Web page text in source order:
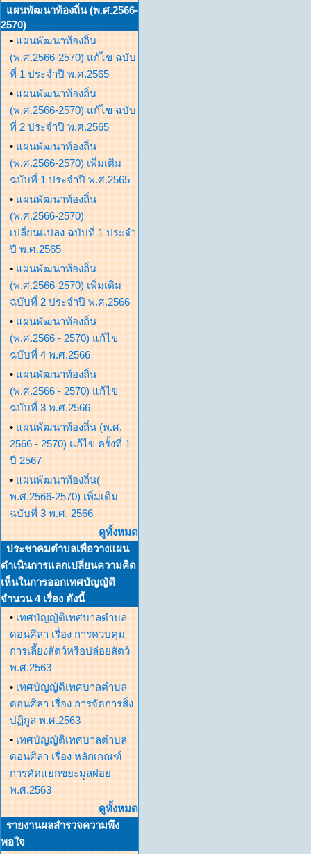
แผนพัฒนาท้องถิ่น (พ.ศ.2566-
2570)
• แผนพัฒนาท้องถิ่น
(พ.ศ.2566-2570) แก้ไข ฉบับ
ที่ 1 ประจำปี พ.ศ.2565
• แผนพัฒนาท้องถิ่น
(พ.ศ.2566-2570) แก้ไข ฉบับ
ที่ 2 ประจำปี พ.ศ.2565
• แผนพัฒนาท้องถิ่น
(พ.ศ.2566-2570) เพิ่มเติม
ฉบับที่ 1 ประจำปี พ.ศ.2565
• แผนพัฒนาท้องถิ่น
(พ.ศ.2566-2570)
เปลี่ยนแปลง ฉบับที่ 1 ประจำ
ปี พ.ศ.2565
• แผนพัฒนาท้องถิ่น
(พ.ศ.2566-2570) เพิ่มเติม
ฉบับที่ 2 ประจำปี พ.ศ.2566
• แผนพัฒนาท้องถิ่น
(พ.ศ.2566 - 2570) แก้ไข
ฉบับที่ 4 พ.ศ.2566
• แผนพัฒนาท้องถิ่น
(พ.ศ.2566 - 2570) แก้ไข
ฉบับที่ 3 พ.ศ.2566
• แผนพัฒนาท้องถิ่น (พ.ศ.
2566 - 2570) แก้ไข ครั้งที่ 1
ปี 2567
• แผนพัฒนาท้องถิ่น(
พ.ศ.2566-2570) เพิ่มเติม
ฉบับที่ 3 พ.ศ. 2566
ดูทั้งหมด
ประชาคมตำบลเพื่อวางแผน
ดำเนินการแลกเปลี่ยนความคิด
เห็นในการออกเทศบัญญัติ
จำนวน 4 เรื่อง ดังนี้
• เทศบัญญัติเทศบาลตำบล
ดอนศิลา เรื่อง การควบคุม
การเลี้ยงสัตว์หรือปล่อยสัตว์
พ.ศ.2563
• เทศบัญญัติเทศบาลตำบล
ดอนศิลา เรื่อง การจัดการสิ่ง
ปฏิกูล พ.ศ.2563
• เทศบัญญัติเทศบาลตำบล
ดอนศิลา เรื่อง หลักเกณฑ์
การคัดแยกขยะมูลฝอย
พ.ศ.2563
ดูทั้งหมด
รายงานผลสำรวจความพึง
พอใจ